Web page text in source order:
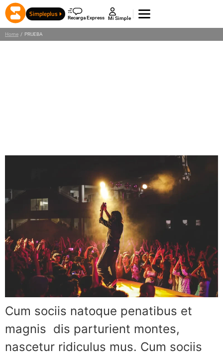
Simpleplus Recarga Express Mi Simple
Home / PRUEBA
Entrada de prueba
Principal Cum sociis
Cum sociis natoque penatibus et
magnis dis parturient montes,
nascetur ridiculus mus. Cum sociis